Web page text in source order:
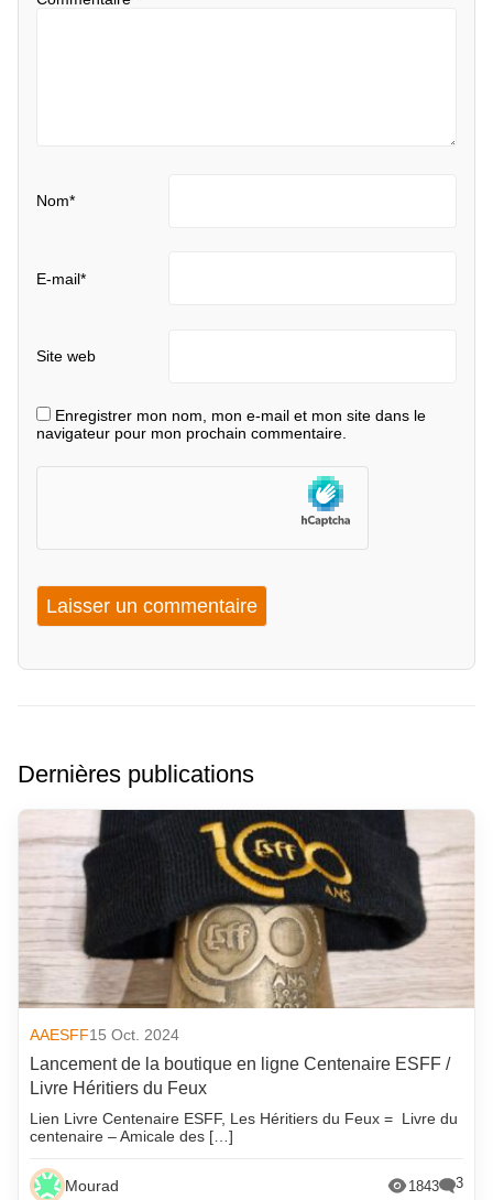
Nom*
E-mail*
Site web
Enregistrer mon nom, mon e-mail et mon site dans le
navigateur pour mon prochain commentaire.
Dernières publications
AAESFF15 Oct. 2024
Lancement de la boutique en ligne Centenaire ESFF /
Livre Héritiers du Feux
Lien Livre Centenaire ESFF, Les Héritiers du Feux = Livre du
centenaire – Amicale des […]
Mourad 1843 3